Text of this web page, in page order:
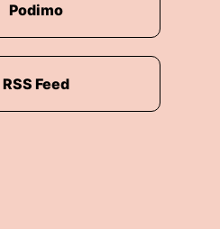
Podimo
RSS Feed